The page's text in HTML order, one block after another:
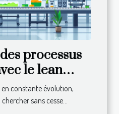
processus
le lean
des
accrue
constante évolution,
sans cesse...